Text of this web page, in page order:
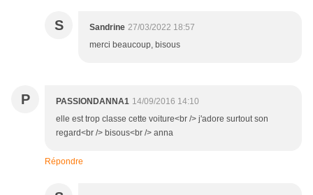
S Sandrine 27/03/2022 18:57
merci beaucoup, bisous
P PASSIONDANNA1 14/09/2016 14:10
elle est trop classe cette voiture<br /> j'adore surtout son
regard<br /> bisous<br /> anna
Répondre